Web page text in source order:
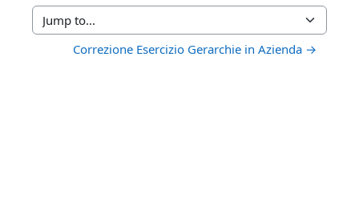
Jump to...
Correzione Esercizio Gerarchie in Azienda →